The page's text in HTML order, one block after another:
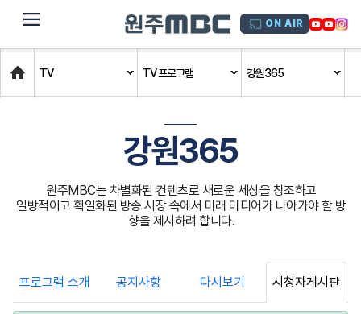
dehaze ON AIR
Home
TV TV 프로그램 강원365
강원365
원주MBC는 차별화된 컨텐츠로 새로운 세상을 창조하고
일방적이고 획일화된 방송 시장 속에서 미래 미디어가 나아가야 할 방
향을 제시하려 합니다.
프로그램 소개 공지사항 다시보기 시청자게시판